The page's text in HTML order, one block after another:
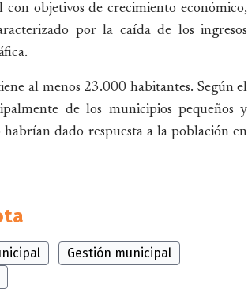
objetivos de crecimiento económico,
por la caída de los ingresos
al menos 23.000 habitantes. Según el
de los municipios pequeños y
dado respuesta a la población en
Gestión municipal